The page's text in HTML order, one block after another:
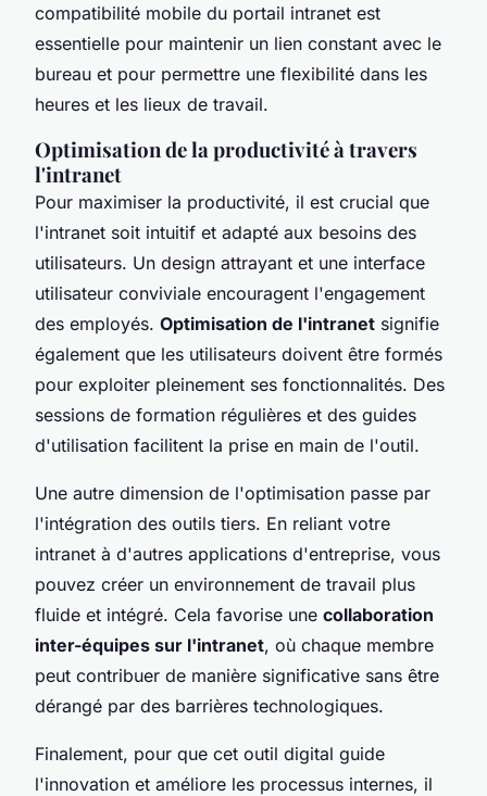
compatibilité mobile du portail intranet est
essentielle pour maintenir un lien constant avec le
bureau et pour permettre une flexibilité dans les
heures et les lieux de travail.
Optimisation de la productivité à travers
l'intranet
Pour maximiser la productivité, il est crucial que
l'intranet soit intuitif et adapté aux besoins des
utilisateurs. Un design attrayant et une interface
utilisateur conviviale encouragent l'engagement
des employés. Optimisation de l'intranet signifie
également que les utilisateurs doivent être formés
pour exploiter pleinement ses fonctionnalités. Des
sessions de formation régulières et des guides
d'utilisation facilitent la prise en main de l'outil.
Une autre dimension de l'optimisation passe par
l'intégration des outils tiers. En reliant votre
intranet à d'autres applications d'entreprise, vous
pouvez créer un environnement de travail plus
fluide et intégré. Cela favorise une collaboration
inter-équipes sur l'intranet, où chaque membre
peut contribuer de manière significative sans être
dérangé par des barrières technologiques.
Finalement, pour que cet outil digital guide
l'innovation et améliore les processus internes, il